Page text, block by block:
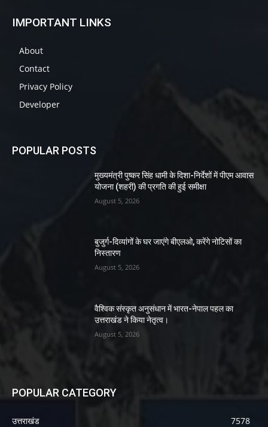
IMPORTANT LINKS
About
Contact
Privacy Policy
Developer
POPULAR POSTS
मुख्यमंत्री पुष्कर सिंह धामी के दिशा-निर्देशों में पीएम आवास
योजना (शहरी) की प्रगति की हुई समीक्षा
August 5, 2026
बुजुर्ग-दिव्यांगों के घर जाएंगे बीएलओ, करेंगे नोटिसों का
निस्तारण
August 5, 2026
वैश्विक संस्कृत अनुसंधान में भारत-नेपाल पहल का
उत्तराखंड ने किया नेतृत्व।
August 5, 2026
POPULAR CATEGORY
उत्तराखंड
7578